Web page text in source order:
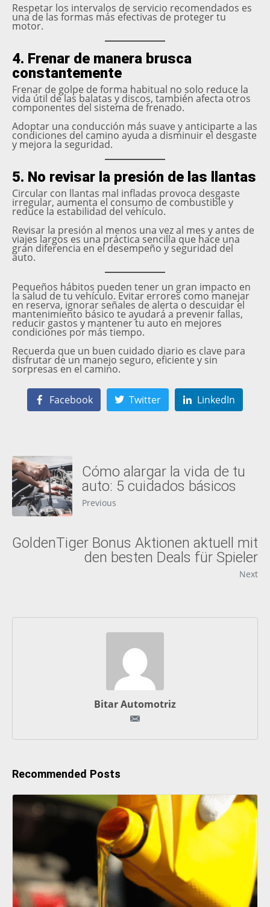
Respetar los intervalos de servicio recomendados es
una de las formas más efectivas de proteger tu
motor.
4. Frenar de manera brusca
constantemente
Frenar de golpe de forma habitual no solo reduce la
vida útil de las balatas y discos, también afecta otros
componentes del sistema de frenado.
Adoptar una conducción más suave y anticiparte a las
condiciones del camino ayuda a disminuir el desgaste
y mejora la seguridad.
5. No revisar la presión de las llantas
Circular con llantas mal infladas provoca desgaste
irregular, aumenta el consumo de combustible y
reduce la estabilidad del vehículo.
Revisar la presión al menos una vez al mes y antes de
viajes largos es una práctica sencilla que hace una
gran diferencia en el desempeño y seguridad del
auto.
Pequeños hábitos pueden tener un gran impacto en
la salud de tu vehículo. Evitar errores como manejar
en reserva, ignorar señales de alerta o descuidar el
mantenimiento básico te ayudará a prevenir fallas,
reducir gastos y mantener tu auto en mejores
condiciones por más tiempo.
Recuerda que un buen cuidado diario es clave para
disfrutar de un manejo seguro, eficiente y sin
sorpresas en el camino.
Facebook Twitter LinkedIn
Cómo alargar la vida de tu
auto: 5 cuidados básicos
Previous
GoldenTiger Bonus Aktionen aktuell mit
den besten Deals für Spieler
Next
Bitar Automotriz
Recommended Posts